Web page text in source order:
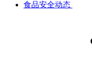
食品安全动态